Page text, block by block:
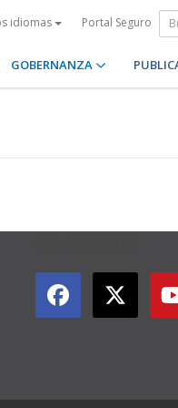
idiomas Portal Seguro
GOBERNANZA